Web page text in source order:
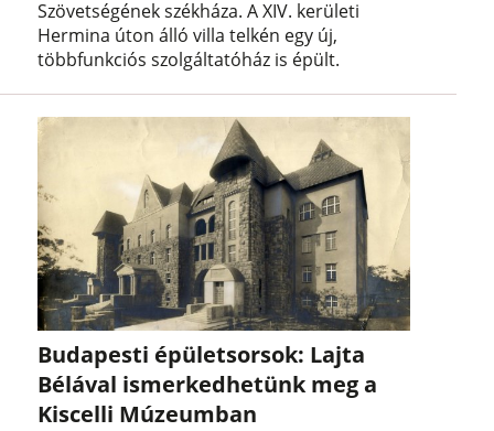
Szövetségének székháza. A XIV. kerületi
Hermina úton álló villa telkén egy új,
többfunkciós szolgáltatóház is épült.
Budapesti épületsorsok: Lajta
Bélával ismerkedhetünk meg a
Kiscelli Múzeumban